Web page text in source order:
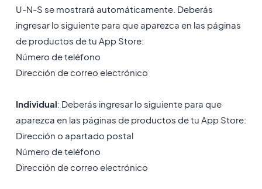
U-N-S se mostrará automáticamente. Deberás
ingresar lo siguiente para que aparezca en las páginas
de productos de tu App Store:
Número de teléfono
Dirección de correo electrónico
Individual: Deberás ingresar lo siguiente para que
aparezca en las páginas de productos de tu App Store:
Dirección o apartado postal
Número de teléfono
Dirección de correo electrónico